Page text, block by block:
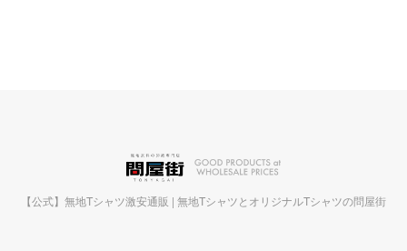
【公式】無地Tシャツ激安通販 | 無地TシャツとオリジナルTシャツの問屋街